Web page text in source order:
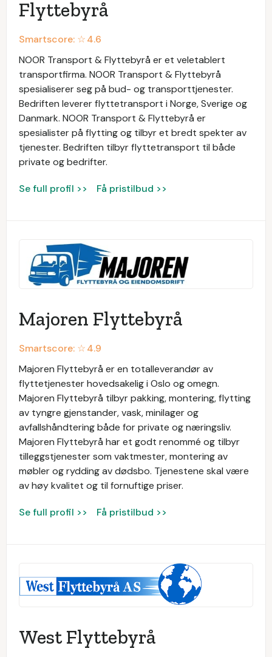
Flyttebyrå
Smartscore: ☆4.6
NOOR Transport & Flyttebyrå er et veletablert
transportfirma. NOOR Transport & Flyttebyrå
spesialiserer seg på bud- og transporttjenester.
Bedriften leverer flyttetransport i Norge, Sverige og
Danmark. NOOR Transport & Flyttebyrå er
spesialister på flytting og tilbyr et bredt spekter av
tjenester. Bedriften tilbyr flyttetransport til både
private og bedrifter.
Se full profil >> Få pristilbud >>
Majoren Flyttebyrå
Smartscore: ☆4.9
Majoren Flyttebyrå er en totalleverandør av
flyttetjenester hovedsakelig i Oslo og omegn.
Majoren Flyttebyrå tilbyr pakking, montering, flytting
av tyngre gjenstander, vask, minilager og
avfallshåndtering både for private og næringsliv.
Majoren Flyttebyrå har et godt renommé og tilbyr
tilleggstjenester som vaktmester, montering av
møbler og rydding av dødsbo. Tjenestene skal være
av høy kvalitet og til fornuftige priser.
Se full profil >> Få pristilbud >>
West Flyttebyrå